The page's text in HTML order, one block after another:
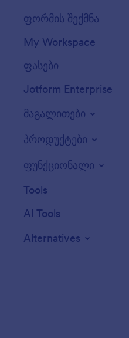
ფორმის შექმნა
My Workspace
ფასები
Jotform Enterprise
მაგალითები
პროდუქტები
ფუნქციონალი
Tools
AI Tools
Alternatives